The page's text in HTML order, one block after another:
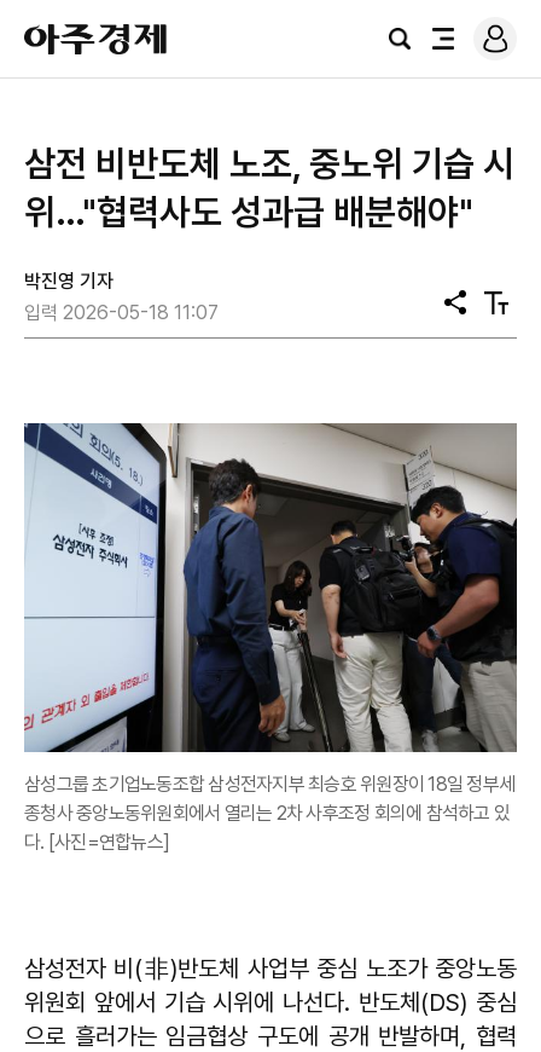
아
주
경
검
전
로
그
삼전 비반도체 노조, 중노위 기습 시
위…"협력사도 성과급 배분해야"
박진영 기자
입력 2026-05-18 11:07
공
유
텍
스
삼성그룹 초기업노동조합 삼성전자지부 최승호 위원장이 18일 정부세
종청사 중앙노동위원회에서 열리는 2차 사후조정 회의에 참석하고 있
다. [사진=연합뉴스]
삼성전자 비(非)반도체 사업부 중심 노조가 중앙노동
위원회 앞에서 기습 시위에 나선다. 반도체(DS) 중심
으로 흘러가는 임금협상 구도에 공개 반발하며, 협력